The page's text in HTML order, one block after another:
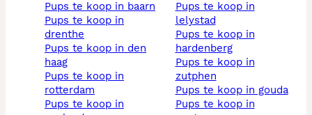
pups te koop in baarn
pups te koop in
drenthe
pups te koop in den
haag
pups te koop in
rotterdam
pups te koop in
pups te koop in
lelystad
pups te koop in
hardenberg
pups te koop in
zutphen
pups te koop in gouda
pups te koop in